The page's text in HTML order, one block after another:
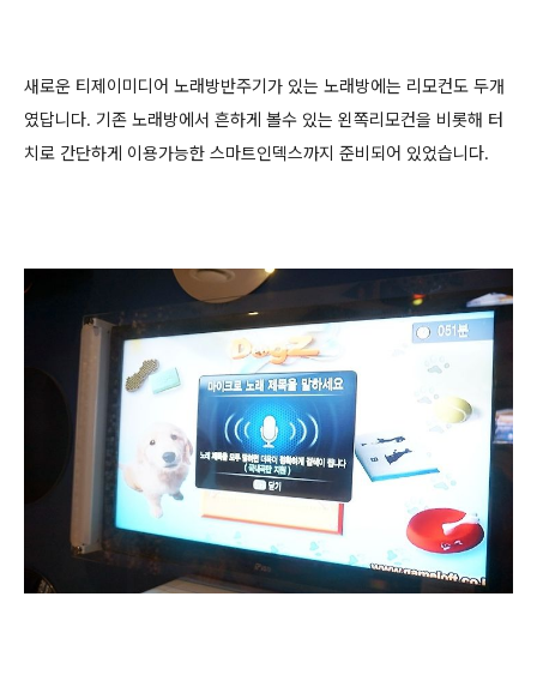
새로운 티제이미디어 노래방반주기가 있는 노래방에는 리모컨도 두개
였답니다. 기존 노래방에서 흔하게 볼수 있는 왼쪽리모컨을 비롯해 터
치로 간단하게 이용가능한 스마트인덱스까지 준비되어 있었습니다.